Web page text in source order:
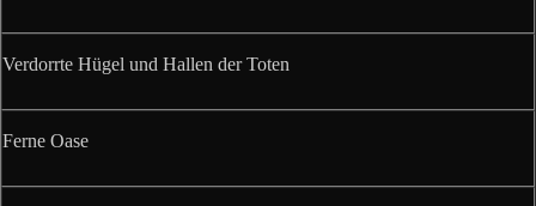
Verdorrte Hügel und Hallen der Toten
Ferne Oase